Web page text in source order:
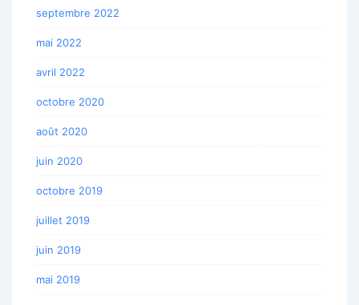
septembre 2022
mai 2022
avril 2022
octobre 2020
août 2020
juin 2020
octobre 2019
juillet 2019
juin 2019
mai 2019